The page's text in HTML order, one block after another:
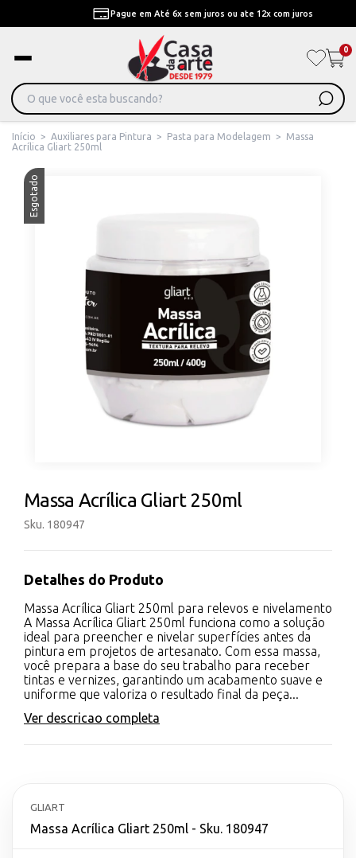
Pague em Até 6x sem juros ou ate 12x com juros
0
Início > Auxiliares para Pintura > Pasta para Modelagem >
Massa
Acrílica Gliart 250ml
Esgotado
Massa Acrílica Gliart 250ml
Sku. 180947
Detalhes do Produto
Massa Acrílica Gliart 250ml para relevos e nivelamento
A Massa Acrílica Gliart 250ml funciona como a solução
ideal para preencher e nivelar superfícies antes da
pintura em projetos de artesanato. Com essa massa,
você prepara a base do seu trabalho para receber
tintas e vernizes, garantindo um acabamento suave e
uniforme que valoriza o resultado final da peça...
Ver descricao completa
GLIART
Massa Acrílica Gliart 250ml - Sku. 180947